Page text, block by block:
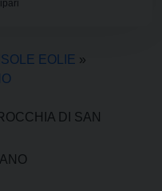
EOLIE »
DI SAN